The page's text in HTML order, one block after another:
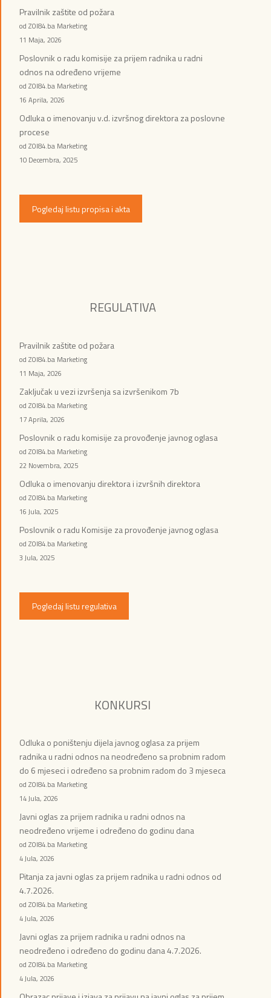
Pravilnik zaštite od požara
od ZOI84.ba Marketing
11 Maja, 2026
Poslovnik o radu komisije za prijem radnika u radni
odnos na određeno vrijeme
od ZOI84.ba Marketing
16 Aprila, 2026
Odluka o imenovanju v.d. izvršnog direktora za poslovne
procese
od ZOI84.ba Marketing
10 Decembra, 2025
Pogledaj listu propisa i akta
REGULATIVA
Pravilnik zaštite od požara
od ZOI84.ba Marketing
11 Maja, 2026
Zaključak u vezi izvršenja sa izvršenikom 7b
od ZOI84.ba Marketing
17 Aprila, 2026
Poslovnik o radu komisije za provođenje javnog oglasa
od ZOI84.ba Marketing
22 Novembra, 2025
Odluka o imenovanju direktora i izvršnih direktora
od ZOI84.ba Marketing
16 Jula, 2025
Poslovnik o radu Komisije za provođenje javnog oglasa
od ZOI84.ba Marketing
3 Jula, 2025
Pogledaj listu regulativa
KONKURSI
Odluka o poništenju dijela javnog oglasa za prijem
radnika u radni odnos na neodređeno sa probnim radom
do 6 mjeseci i određeno sa probnim radom do 3 mjeseca
od ZOI84.ba Marketing
14 Jula, 2026
Javni oglas za prijem radnika u radni odnos na
neodređeno vrijeme i određeno do godinu dana
od ZOI84.ba Marketing
4 Jula, 2026
Pitanja za javni oglas za prijem radnika u radni odnos od
4.7.2026.
od ZOI84.ba Marketing
4 Jula, 2026
Javni oglas za prijem radnika u radni odnos na
neodređeno i određeno do godinu dana 4.7.2026.
od ZOI84.ba Marketing
4 Jula, 2026